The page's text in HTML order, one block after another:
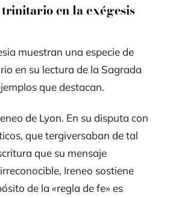
en la exégesis
muestran una especie de
en su lectura de la Sagrada
que destacan.
de Lyon. En su disputa con
que tergiversaban de tal
que su mensaje
Ireneo sostiene
de la «regla de fe» es